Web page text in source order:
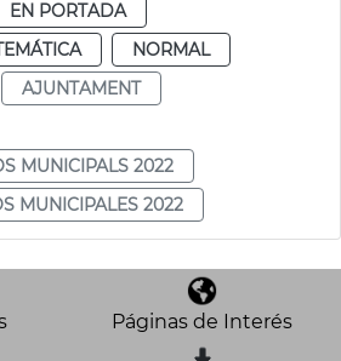
EN PORTADA
NORMAL
AJUNTAMENT
MUNICIPALS 2022
MUNICIPALES 2022
Páginas de Interés